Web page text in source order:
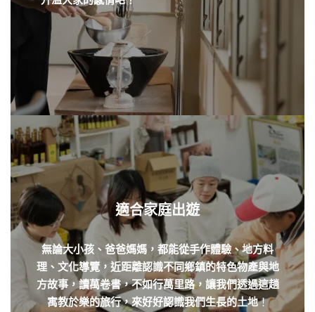
適合家庭出遊
無論大小孩、爸爸媽媽，都能從手作體驗、地方料
理、文化導覽，近距離認識不同鄉鎮的特色物產與地
方故事，讀萬卷書，不如行萬里路，讓我們透過這趟
寓教於樂的旅行，來好好認識我們生長的土地！